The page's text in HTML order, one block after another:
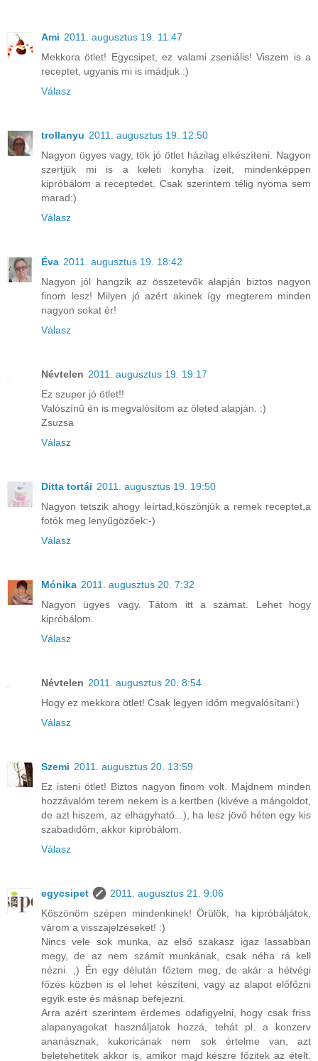
Ami 2011. augusztus 19. 11:47
Mekkora ötlet! Egycsipet, ez valami zseniális! Viszem is a
receptet, ugyanis mi is imádjuk :)
Válasz
trollanyu 2011. augusztus 19. 12:50
Nagyon ügyes vagy, tök jó ötlet házilag elkészíteni. Nagyon
szertjük mi is a keleti konyha ízeit, mindenképpen
kipróbálom a receptedet. Csak szerintem télig nyoma sem
marad:)
Válasz
Éva 2011. augusztus 19. 18:42
Nagyon jól hangzik az összetevők alapján biztos nagyon
finom lesz! Milyen jó azért akinek így megterem minden
nagyon sokat ér!
Válasz
Névtelen 2011. augusztus 19. 19:17
Ez szuper jó ötlet!!
Valószínű én is megvalósítom az öleted alapján. :)
Zsuzsa
Válasz
Ditta tortái 2011. augusztus 19. 19:50
Nagyon tetszik ahogy leírtad,köszönjük a remek receptet,a
fotók meg lenyűgözőek:-)
Válasz
Mónika 2011. augusztus 20. 7:32
Nagyon ügyes vagy. Tátom itt a számat. Lehet hogy
kipróbálom.
Válasz
Névtelen 2011. augusztus 20. 8:54
Hogy ez mekkora ötlet! Csak legyen időm megvalósítani:)
Válasz
Szemi 2011. augusztus 20. 13:59
Ez isteni ötlet! Biztos nagyon finom volt. Majdnem minden
hozzávalóm terem nekem is a kertben (kivéve a mángoldot,
de azt hiszem, az elhagyható...), ha lesz jövő héten egy kis
szabadidőm, akkor kipróbálom.
Válasz
egycsipet
2011. augusztus 21. 9:06
Köszönöm szépen mindenkinek! Örülök, ha kipróbáljátok,
várom a visszajelzéseket! :)
Nincs vele sok munka, az első szakasz igaz lassabban
megy, de az nem számít munkának, csak néha rá kell
nézni. ;) Én egy délután főztem meg, de akár a hétvégi
főzés közben is el lehet készíteni, vagy az alapot előfőzni
egyik este és másnap befejezni.
Arra azért szerintem érdemes odafigyelni, hogy csak friss
alapanyagokat használjatok hozzá, tehát pl. a konzerv
ananásznak, kukoricának nem sok értelme van, azt
beletehetitek akkor is, amikor majd készre főzitek az ételt.